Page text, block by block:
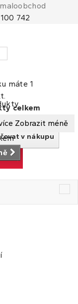
742
Zobrazit méně
máte 1
celkem
v nákupu